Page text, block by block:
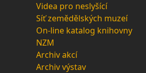
Videa pro neslyšící
Síť zemědělských muzeí
On-line katalog knihovny
NZM
Archiv akcí
Archiv výstav